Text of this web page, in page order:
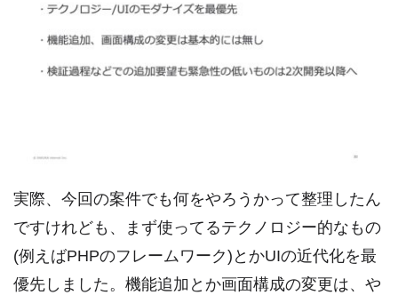
実際、今回の案件でも何をやろうかって整理したん
ですけれども、まず使ってるテクノロジー的なもの
(例えばPHPのフレームワーク)とかUIの近代化を最
優先しました。機能追加とか画面構成の変更は、や